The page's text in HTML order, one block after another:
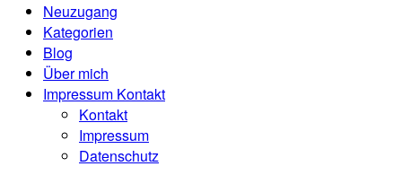
Neuzugang
Kategorien
Blog
Über mich
Impressum Kontakt
Kontakt
Impressum
Datenschutz